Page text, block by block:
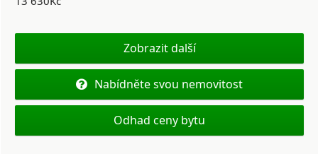
Zobrazit další
Nabídněte svou nemovitost
Odhad ceny bytu